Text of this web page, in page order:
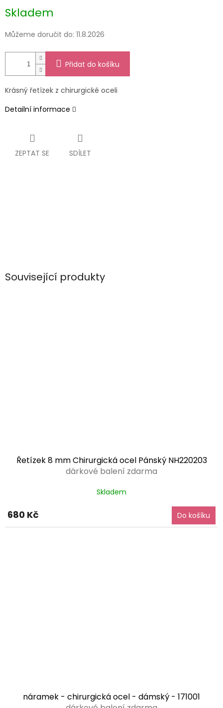
cena:
Skladem
Můžeme doručit do: 11.8.2026
Přidat do košíku
Krásný řetízek z chirurgické oceli
Detailní informace
ZEPTAT SE SDÍLET
Související produkty
Řetízek 8 mm Chirurgická ocel Pánský NH220203
dárkové balení zdarma
Skladem
680 Kč Do košíku
náramek - chirurgická ocel - dámský - 171001